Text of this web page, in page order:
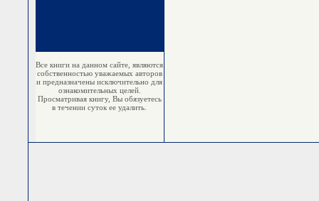
Все книги на данном сайте, являются
собственностью уважаемых авторов
и предназначены исключительно для
ознакомительных целей.
Просматривая книгу, Вы обязуетесь
в течении суток ее удалить.